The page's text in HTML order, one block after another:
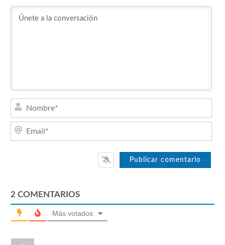
2 COMENTARIOS
Más votados